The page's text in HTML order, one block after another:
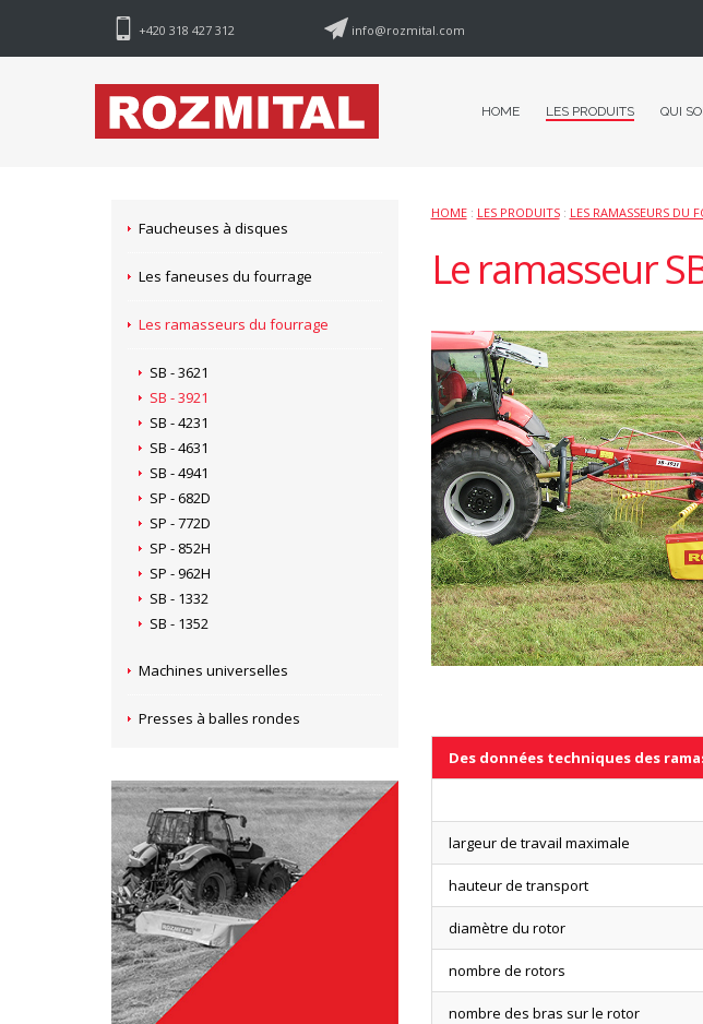
+420 318 427 312 info@rozmital.com
HOME LES PRODUITS QUI
HOME: LES PRODUITS: LES RAMASSEURS DU
Le ramasseur
Des données techniques des
largeur de travail maximale
hauteur de transport
diamètre du rotor
nombre de rotors
nombre des bras sur le rotor
Faucheuses à disques
Les faneuses du fourrage
Les ramasseurs du fourrage
SB - 3621
SB - 3921
SB - 4231
SB - 4631
SB - 4941
SP - 682D
SP - 772D
SP - 852H
SP - 962H
SB - 1332
SB - 1352
Machines universelles
Presses à balles rondes